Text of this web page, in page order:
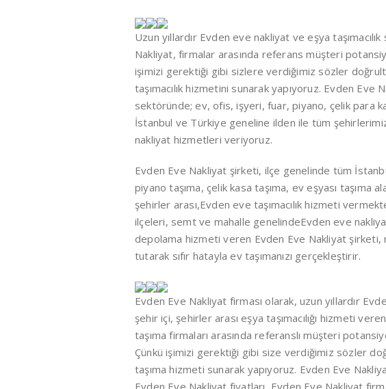
Uzun yıllardır Evden eve nakliyat ve eşya
Nakliyat, firmalar arasında referans müşteri
işimizi gerektiği gibi sizlere verdiğimiz sözler
taşımacılık hizmetini sunarak yapıyoruz. Evden Eve
sektöründe; ev, ofis, işyeri, fuar, piyano, çelik para
İstanbul ve Türkiye geneline ilden ile tüm
nakliyat hizmetleri veriyoruz.
Evden Eve Nakliyat şirketi, ilçe genelinde tüm
piyano taşıma, çelik kasa taşıma, ev eşyası taşıma
şehirler arası,Evden eve taşımacılık hizmeti
ilçeleri, semt ve mahalle genelindeEvden eve nakliyat,
depolama hizmeti veren Evden Eve Nakliyat
tutarak sıfır hatayla ev taşımanızı gerçekleştirir.
Evden Eve Nakliyat firması olarak, uzun yıllardır
şehir içi, şehirler arası eşya taşımacılığı hizmeti
taşıma firmaları arasında referanslı müşteri
Çünkü işimizi gerektiği gibi size verdiğimiz sözler
taşıma hizmeti sunarak yapıyoruz. Evden Eve
Evden Eve Nakliyat fiyatları, Evden Eve Nakliyat